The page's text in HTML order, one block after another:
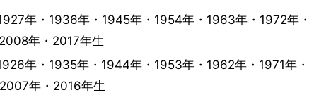
年・1936年・1945年・1954年・1963年・1972年・
年・2017年生
年・1935年・1944年・1953年・1962年・1971年・
年・2016年生